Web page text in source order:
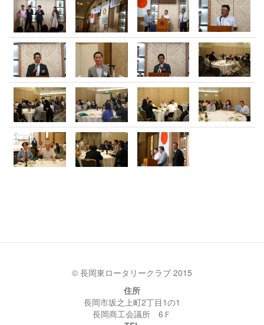
© 長岡東ロータリークラブ 2015
住所
長岡市坂之上町2丁目1の1
長岡商工会議所 6Ｆ